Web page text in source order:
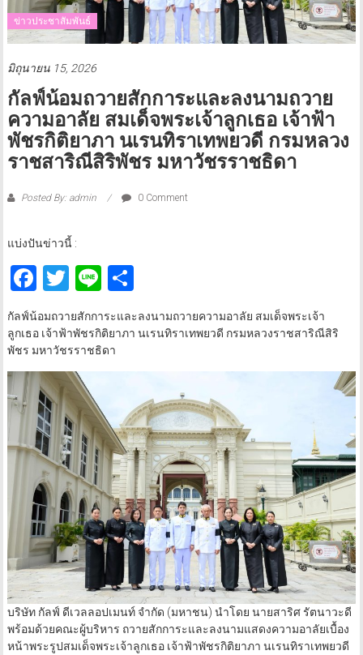
ข่าวประชาสัมพันธ์
มิถุนายน 15, 2026
กัลฟ์น้อมถวายสักการะและลงนามถวาย
ความอาลัย สมเด็จพระเจ้าลูกเธอ เจ้าฟ้า
พัชรกิติยาภา นเรนทิราเทพยวดี กรมหลวง
ราชสาริณีสิริพัชร มหาวัชรราชธิดา
Posted By: admin 0 Comment
แบ่งปันข่าวนี้ :
Facebook
Twitter
LineShare
กัลฟ์น้อมถวายสักการะและลงนามถวายความอาลัย สมเด็จพระเจ้า
ลูกเธอ เจ้าฟ้าพัชรกิติยาภา นเรนทิราเทพยวดี กรมหลวงราชสาริณีสิริ
พัชร มหาวัชรราชธิดา
บริษัท กัลฟ์ ดีเวลลอปเมนท์ จำกัด (มหาชน) นำโดย นายสาริศ รัตนาวะดี
พร้อมด้วยคณะผู้บริหาร ถวายสักการะและลงนามแสดงความอาลัยเบื้อง
หน้าพระรูปสมเด็จพระเจ้าลูกเธอ เจ้าฟ้าพัชรกิติยาภา นเรนทิราเทพยวดี